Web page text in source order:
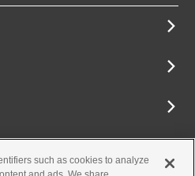
such as cookies to analyze